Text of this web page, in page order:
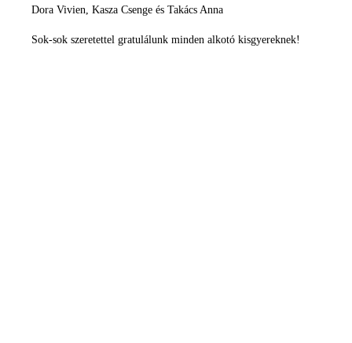
Dora Vivien, Kasza Csenge és Takács Anna
Sok-sok szeretettel gratulálunk minden alkotó kisgyereknek!